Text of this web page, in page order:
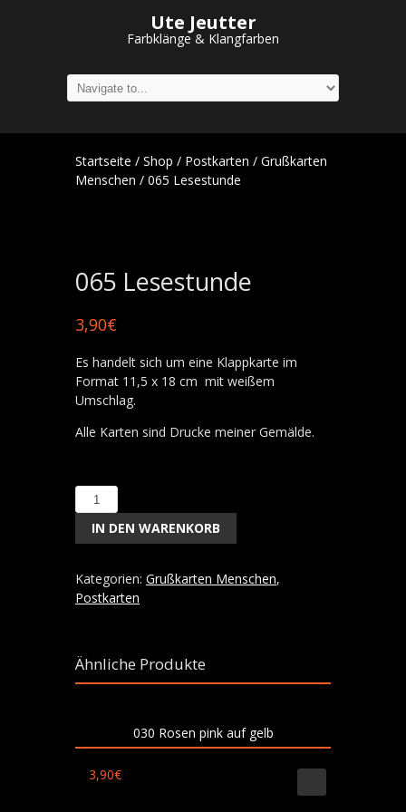
Ute Jeutter
Farbklänge & Klangfarben
Startseite / Shop / Postkarten / Grußkarten
Menschen / 065 Lesestunde
065 Lesestunde
3,90€
Es handelt sich um eine Klappkarte im
Format 11,5 x 18 cm mit weißem
Umschlag.
Alle Karten sind Drucke meiner Gemälde.
065
Lesestunde
Menge
IN DEN WARENKORB
Kategorien: Grußkarten Menschen,
Postkarten
Ähnliche Produkte
030 Rosen pink auf gelb
3,90€